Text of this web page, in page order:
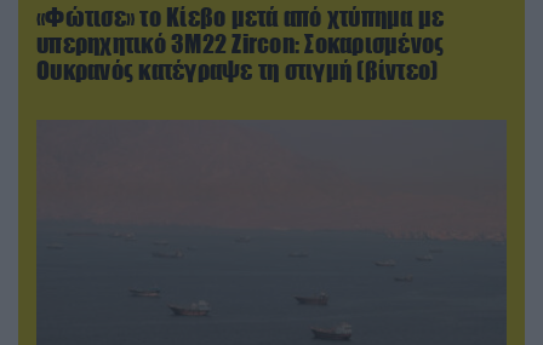
«Φώτισε» το Κίεβο μετά από χτύπημα με
υπερηχητικό 3M22 Zircon: Σοκαρισμένος
Ουκρανός κατέγραψε τη στιγμή (βίντεο)